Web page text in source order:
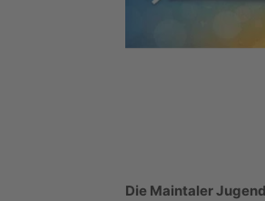
Die Maintaler